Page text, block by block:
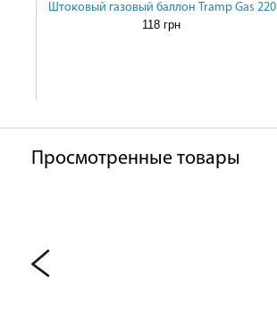
Штоковый газовый баллон Tramp Gas 220
118 грн
Просмотренные товары